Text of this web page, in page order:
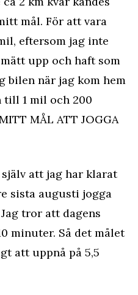
mål. För att vara
eftersom jag inte
upp och haft som
bilen när jag kom hem
till 1 mil och 200
MÅL ATT JOGGA
att jag har klarat
sista augusti jogga
tror att dagens
minuter. Så det målet
att uppnå på 5,5